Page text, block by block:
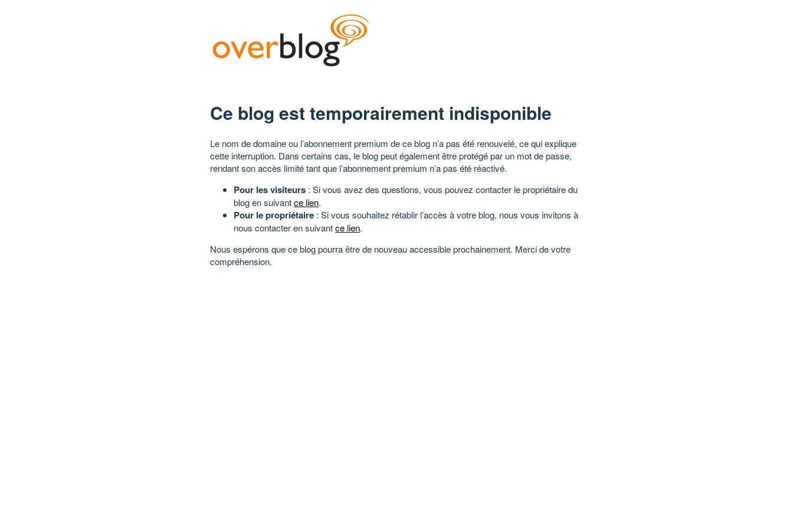
Ce blog est temporairement indisponible
Le nom de domaine ou l’abonnement premium de ce blog n’a pas été renouvelé, ce qui explique
cette interruption. Dans certains cas, le blog peut également être protégé par un mot de passe,
rendant son accès limité tant que l’abonnement premium n’a pas été réactivé.
Pour les visiteurs : Si vous avez des questions, vous pouvez contacter le propriétaire du
blog en suivantce lien.
Pour le propriétaire : Si vous souhaitez rétablir l’accès à votre blog, nous vous invitons à
nous contacter en suivantce lien.
Nous espérons que ce blog pourra être de nouveau accessible prochainement. Merci de votre
compréhension.